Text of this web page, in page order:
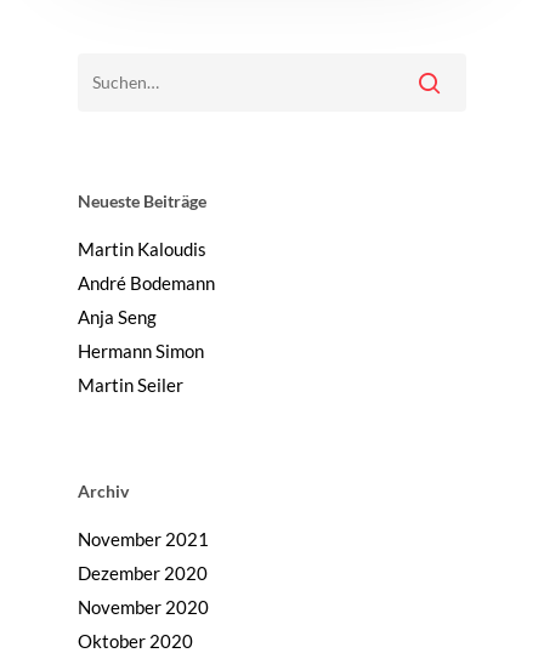
Neueste Beiträge
Martin Kaloudis
André Bodemann
Anja Seng
Hermann Simon
Martin Seiler
Archiv
November 2021
Dezember 2020
November 2020
Oktober 2020